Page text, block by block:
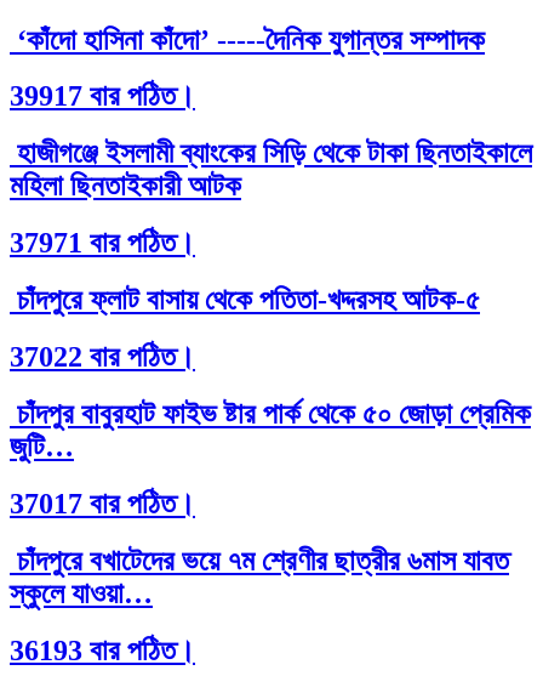
‘কাঁদো হাসিনা কাঁদো’ -----দৈনিক যুগান্তর সম্পাদক
39917 বার পঠিত।
হাজীগঞ্জে ইসলামী ব্যাংকের সিড়ি থেকে টাকা ছিনতাইকালে
মহিলা ছিনতাইকারী আটক
37971 বার পঠিত।
চাঁদপুরে ফ্লাট বাসায় থেকে পতিতা-খদ্দরসহ আটক-৫
37022 বার পঠিত।
চাঁদপুর বাবুরহাট ফাইভ ষ্টার পার্ক থেকে ৫০ জোড়া প্রেমিক
জুটি…
37017 বার পঠিত।
চাঁদপুরে বখাটেদের ভয়ে ৭ম শ্রেণীর ছাত্রীর ৬মাস যাবত
স্কুলে যাওয়া…
36193 বার পঠিত।